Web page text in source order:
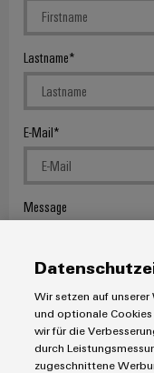
Lastname
E-Mail
Message
Ho preso visione
informazioni.
Wir setzen auf
und optionale
wir für die
durch
zugeschnittene